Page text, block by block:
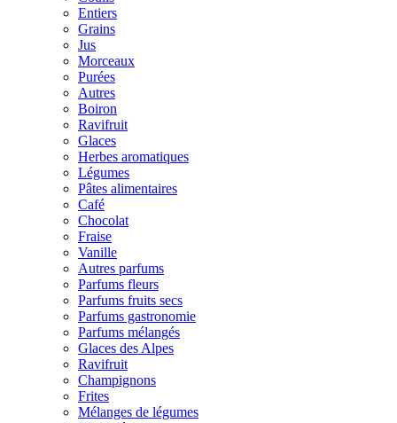
Entiers
Grains
Jus
Morceaux
Purées
Autres
Boiron
Ravifruit
Glaces
Herbes aromatiques
Légumes
Pâtes alimentaires
Café
Chocolat
Fraise
Vanille
Autres parfums
Parfums fleurs
Parfums fruits secs
Parfums gastronomie
Parfums mélangés
Glaces des Alpes
Ravifruit
Champignons
Frites
Mélanges de légumes